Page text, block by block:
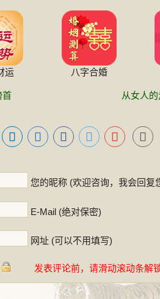
运 八字合婚
首 从女人
您的昵称 (欢迎咨询，我会回复
E-Mail (绝对保密)
网址 (可以不用填写)
发表评论前，请滑动滚动条解